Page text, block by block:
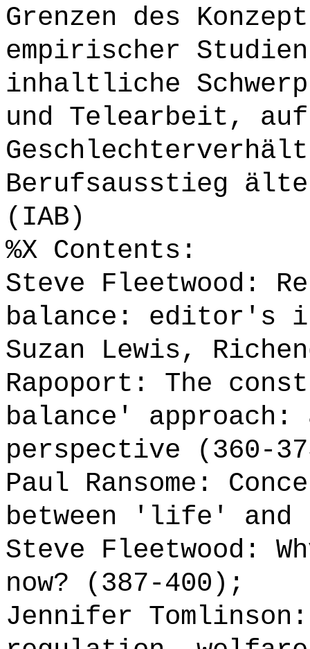
Grenzen des
empirischer
inhaltliche
und Telearbeit, auf
Berufsausstieg
(IAB)
%X Contents:
Steve Fleetwood:
balance: editor's
Suzan Lewis,
Rapoport: The
balance'
perspective (360-
Paul Ransome:
between 'life' and
Steve Fleetwood:
now? (387-400);
Jennifer Tomlinson: